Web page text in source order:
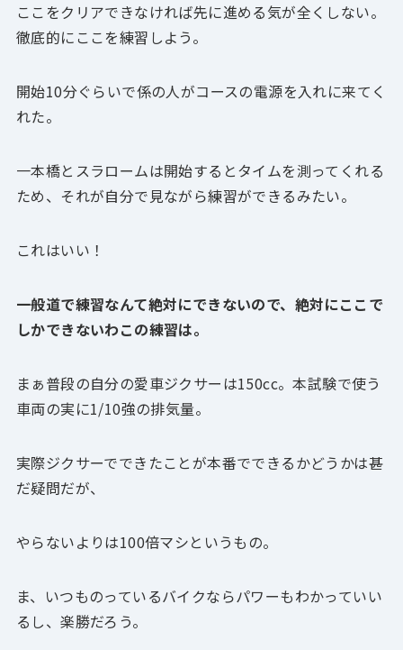
ここをクリアできなければ先に進める気が全くしない。
徹底的にここを練習しよう。
開始10分ぐらいで係の人がコースの電源を入れに来てく
れた。
一本橋とスラロームは開始するとタイムを測ってくれる
ため、それが自分で見ながら練習ができるみたい。
これはいい！
一般道で練習なんて絶対にできないので、絶対にここで
しかできないわこの練習は。
まぁ普段の自分の愛車ジクサーは150cc。本試験で使う
車両の実に1/10強の排気量。
実際ジクサーでできたことが本番でできるかどうかは甚
だ疑問だが、
やらないよりは100倍マシというもの。
ま、いつものっているバイクならパワーもわかっていい
るし、楽勝だろう。